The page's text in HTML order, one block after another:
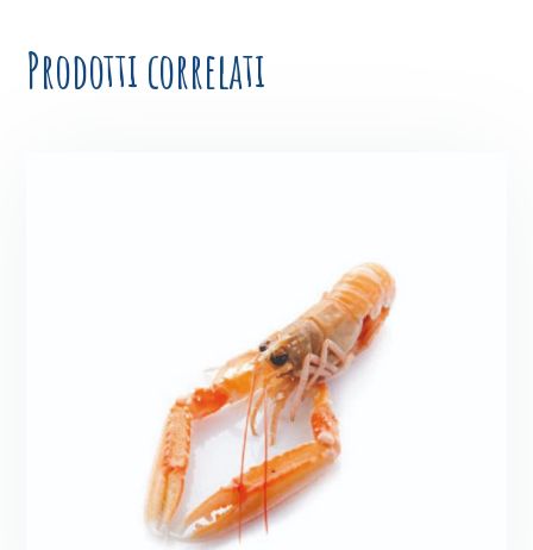
Prodotti correlati